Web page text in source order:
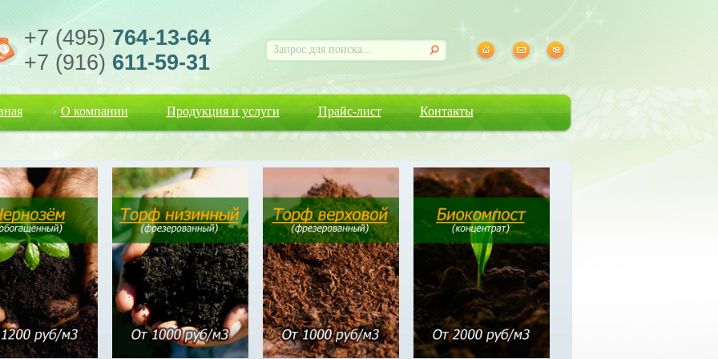
+7 (495) 764-13-64
+7 (916) 611-59-31
О компании Продукция и услуги Прайс-лист Контакты